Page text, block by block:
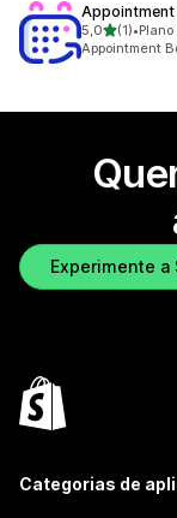
Appointment
5,0de 5
(1)
1 total de
•
Appointment
Experimente
Categorias de